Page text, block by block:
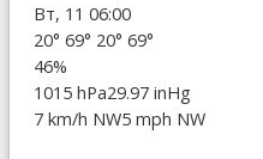
Вт, 11 06:00
20° 69° 20° 69°
46%
1015 hPa29.97 inHg
7 km/h NW5 mph NW